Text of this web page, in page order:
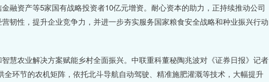
融资产等5家国有战略投资者10亿元增资。耐心资本的助力，正持续推动公司
韧性，提升企业竞争力，并进一步夯实服务国家粮食安全战略和种业振兴行动
农业解决方案赋能乡村全面振兴。中联重科董秘陶兆波对《证券日报》记者
全环节的农机矩阵，依托北斗导航自动驾驶、精准施肥灌溉等技术，大幅提升